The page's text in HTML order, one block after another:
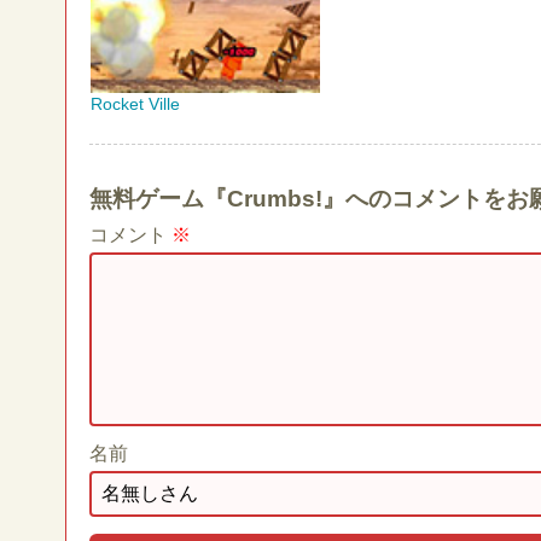
Rocket Ville
無料ゲーム『Crumbs!』へのコメントをお
コメント ※
名前